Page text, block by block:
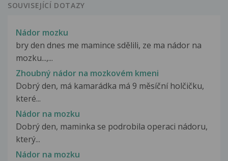
SOUVISEJÍCÍ DOTAZY
Nádor mozku
bry den dnes me mamince sdělili, ze ma nádor na
mozku...,...
Zhoubný nádor na mozkovém kmeni
Dobrý den, má kamarádka má 9 měsíční holčičku,
které...
Nádor na mozku
Dobrý den, maminka se podrobila operaci nádoru,
který...
Nádor na mozku